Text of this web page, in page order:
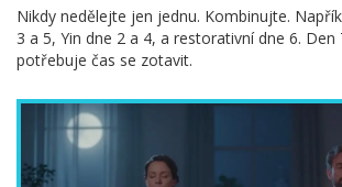
Nikdy nedělejte jen jednu. Kombinujte.
3 a 5, Yin dne 2 a 4, a restorativní dne 6. Den
potřebuje čas se zotavit.